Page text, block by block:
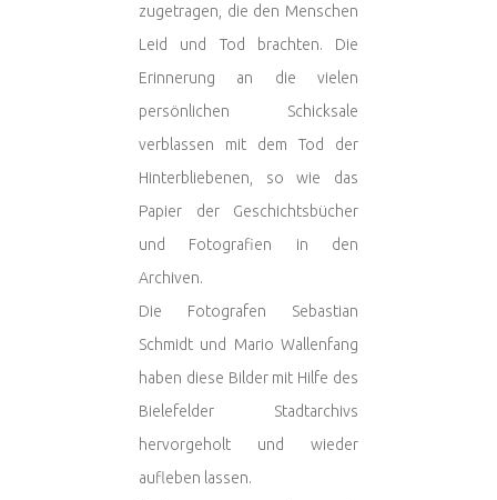
zugetragen, die den Menschen
Leid und Tod brachten. Die
Erinnerung an die vielen
persönlichen Schicksale
verblassen mit dem Tod der
Hinterbliebenen, so wie das
Papier der Geschichtsbücher
und Fotografien in den
Archiven.
Die Fotografen Sebastian
Schmidt und Mario Wallenfang
haben diese Bilder mit Hilfe des
Bielefelder Stadtarchivs
hervorgeholt und wieder
aufleben lassen.